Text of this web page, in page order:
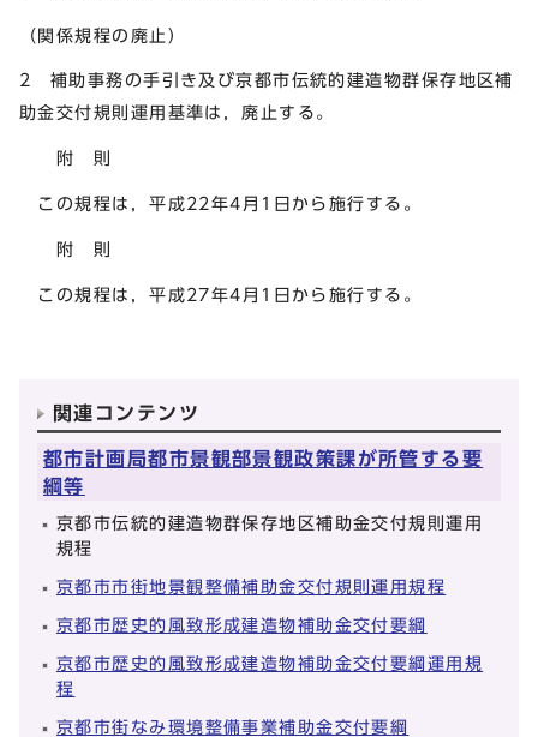
（関係規程の廃止）
2 補助事務の手引き及び京都市伝統的建造物群保存地区補
助金交付規則運用基準は，廃止する。
附 則
この規程は，平成22年4月1日から施行する。
附 則
この規程は，平成27年4月1日から施行する。
関連コンテンツ
都市計画局都市景観部景観政策課が所管する要
綱等
京都市伝統的建造物群保存地区補助金交付規則運用
規程
京都市市街地景観整備補助金交付規則運用規程
京都市歴史的風致形成建造物補助金交付要綱
京都市歴史的風致形成建造物補助金交付要綱運用規
程
京都市街なみ環境整備事業補助金交付要綱